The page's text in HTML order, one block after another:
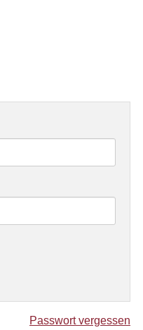
Passwort vergessen